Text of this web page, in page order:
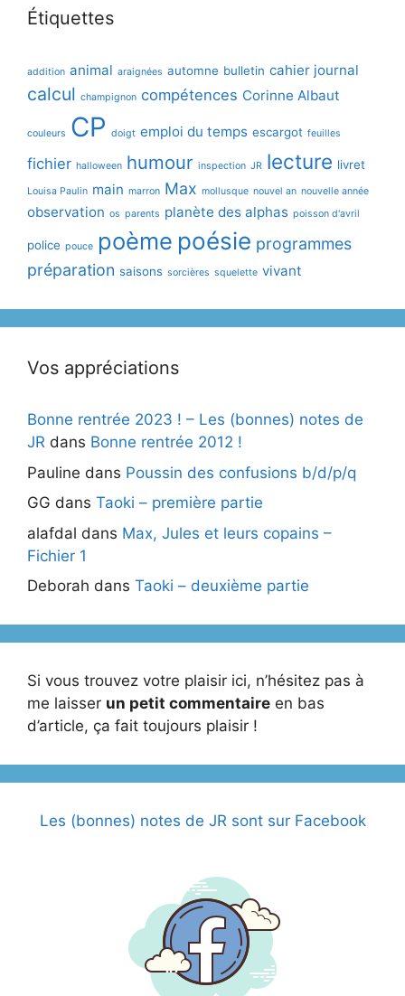
Étiquettes
addition animal araignées automne bulletin cahier journal
calcul champignon compétences Corinne Albaut
couleurs CP doigt emploi du temps escargot feuilles
fichier halloween humour inspection JR lecture livret
Louisa Paulin main marron Max mollusque nouvel an nouvelle année
observation os parents planète des alphas poisson d'avril
police pouce poème poésie programmes
préparation saisons sorcières squelette vivant
Vos appréciations
Bonne rentrée 2023 ! – Les (bonnes) notes de
JR dans Bonne rentrée 2012 !
Pauline dans Poussin des confusions b/d/p/q
GG dans Taoki – première partie
alafdal dans Max, Jules et leurs copains –
Fichier 1
Deborah dans Taoki – deuxième partie
Si vous trouvez votre plaisir ici, n’hésitez pas à
me laisser un petit commentaire en bas
d’article, ça fait toujours plaisir !
Les (bonnes) notes de JR sont sur Facebook